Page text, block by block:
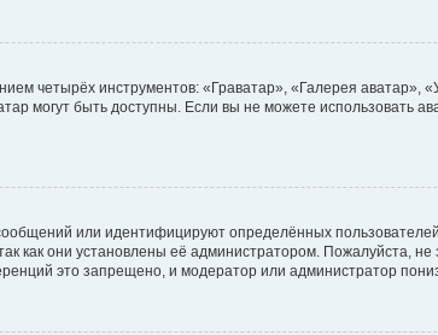
четырёх инструментов: «Граватар», «Галерея аватар»,
могут быть доступны. Если вы не можете использовать
или идентифицируют определённых
как они установлены её администратором. Пожалуйста,
это запрещено, и модератор или администратор